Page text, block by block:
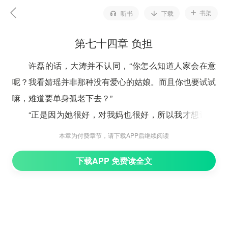
听书 下载 书架
第七十四章 负担
许磊的话，大涛并不认同，“你怎么知道人家会在意
呢？我看婧瑶并非那种没有爱心的姑娘。而且你也要试试
嘛，难道要单身孤老下去？”
“正是因为她很好，对我妈也很好，所以我才想让她
拥有更好的。”许磊玩着桌上的一包纸巾，来回翻转
人，都是。”
本章为付费章节，请下载APP后继续阅读
下载APP 免费读全文